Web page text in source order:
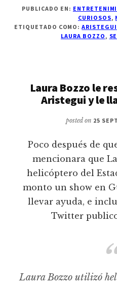
PUBLICADO EN:
CURIOSOS,
ETIQUETADO COMO:ARISTEGUI
LAURA BOZZO ,
Laura Bozzo le
Aristegui y le
posted on 25
Poco después de
mencionara que
helicóptero del
monto un show en
llevar ayuda, e
Twitter
Laura Bozzo utilizó